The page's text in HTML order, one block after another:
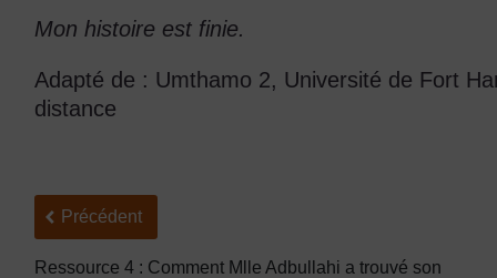
Mon histoire est finie.
Adapté de : Umthamo 2, Université de Fort
distance
Précédent
Précédent
Ressource 4 : Comment Mlle Adbullahi a trouvé son